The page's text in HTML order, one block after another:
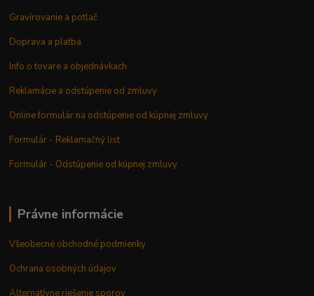
Gravírovanie a potlač
Doprava a platba
Info o tovare a objednávkach
Reklamácie a odstúpenie od zmluvy
Online formulár na odstúpenie od kúpnej zmluvy
Formulár - Reklamačný list
Formulár - Odstúpenie od kúpnej zmluvy
Právne informácie
Všeobecné obchodné podmienky
Ochrana osobných údajov
Alternatívne riešenie sporov